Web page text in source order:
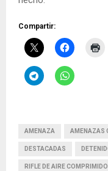
Compartir:
AMENAZA AMENAZAS
DESTACADAS
RIFLE DE AIRE COMPRIMIDO